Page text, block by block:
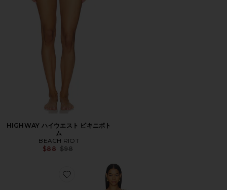
HIGHWAY ハイウエスト ビキニボト
ム
BEACH RIOT
$88 Previous price:
$98
Favorite MIA BEADED ワンピース